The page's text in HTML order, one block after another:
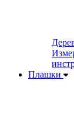
Плашки